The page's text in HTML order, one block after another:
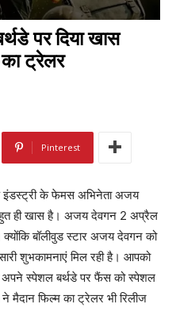
पर दिया खास
का ट्रेलर
Pinterest
इंडस्ट्री के फेमस अभिनेता अजय
ही खास है। अजय देवगन 2 अप्रैल
बॉलीवुड स्टार अजय देवगन को
शुभकामनाएं मिल रही है। आपको
अपने स्पेशल बर्थडे पर फैंस को स्पेशल
मैदान फिल्म का ट्रेलर भी रिलीज